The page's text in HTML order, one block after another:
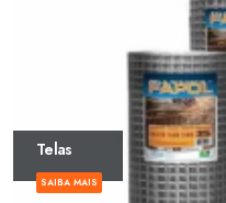
Telas
SAIBA MAIS